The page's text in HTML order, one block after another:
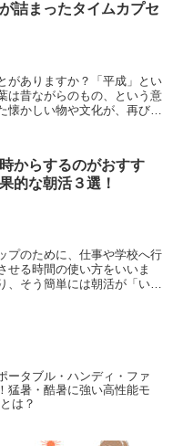
詰まったタイムカプセ
がありますか？「平成」とい
は昔ながらのもの、という意
かしい物や文化が、再び注
からするのがおすす
的な朝活３選！
プのために、仕事や学校へ行
せる時間の使い方をいいま
、そう簡単には朝活が「い
ータブル・ハンディ・ファ
猛暑・酷暑に強い高性能モ
は？